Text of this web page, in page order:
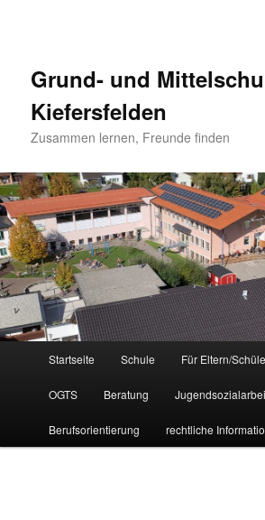
Grund- und
Kiefersfelden
Zusammen lernen, Freunde finden
Zum
Inhalt
wechseln
Startseite Schule Für Eltern/
OGTS Beratung
Berufsorientierung rechtliche